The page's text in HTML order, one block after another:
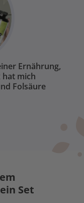
Ernährung,
hat mich
Folsäure
Set